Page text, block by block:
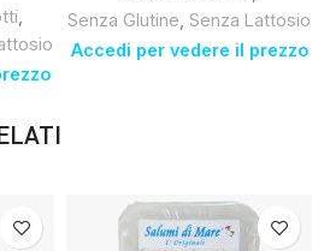
,
Senza Glutine, Senza Lattosio
Accedi per vedere il prezzo